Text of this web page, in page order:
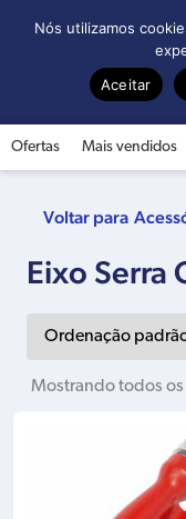
Ofertas Mais vendidos
Eixo Serra
Mostrando todos
Nós utilizamos
Aceitar